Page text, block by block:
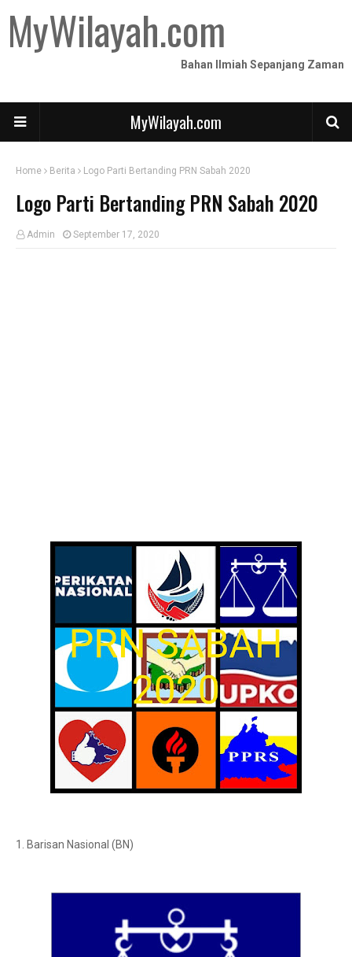
MyWilayah.com
Bahan Ilmiah Sepanjang Zaman
MyWilayah.com
Home Berita Logo Parti Bertanding PRN Sabah 2020
Logo Parti Bertanding PRN Sabah 2020
Admin September 17, 2020
1. Barisan Nasional (BN)